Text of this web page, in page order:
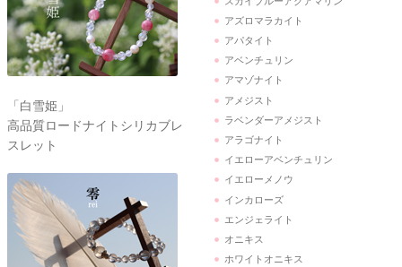
「白雪姫」
高品質ロードナイトシリカブレ
スレット
アズロマラカイト
アパタイト
アベンチュリン
アマゾナイト
アメジスト
ラベンダーアメジスト
アラゴナイト
イエローアベンチュリン
イエローメノウ
インカローズ
エンジェライト
オニキス
ホワイトオニキス